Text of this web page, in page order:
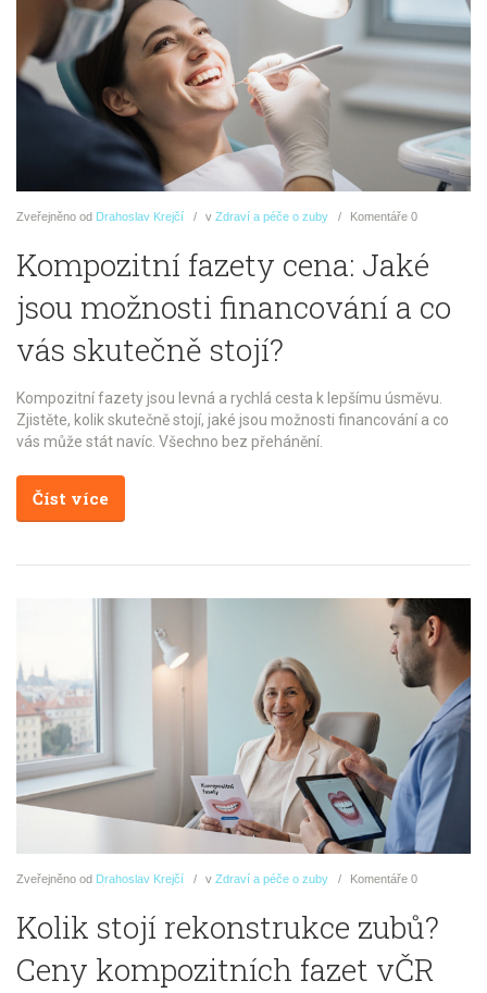
Zveřejněno od Drahoslav Krejčí v Zdraví a péče o zuby Komentáře 0
Kompozitní fazety cena: Jaké
jsou možnosti financování a co
vás skutečně stojí?
Kompozitní fazety jsou levná a rychlá cesta k lepšímu úsměvu.
Zjistěte, kolik skutečně stojí, jaké jsou možnosti financování a co
vás může stát navíc. Všechno bez přehánění.
Číst více
Zveřejněno od Drahoslav Krejčí v Zdraví a péče o zuby Komentáře 0
Kolik stojí rekonstrukce zubů?
Ceny kompozitních fazet vČR